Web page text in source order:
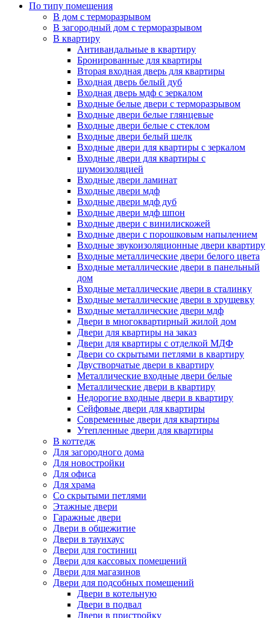
По типу помещения
В дом с терморазрывом
В загородный дом с терморазрывом
В квартиру
Антивандальные в квартиру
Бронированные для квартиры
Вторая входная дверь для квартиры
Входная дверь белый дуб
Входная дверь мдф с зеркалом
Входные белые двери с терморазрывом
Входные двери белые глянцевые
Входные двери белые с стеклом
Входные двери белый шелк
Входные двери для квартиры с зеркалом
Входные двери для квартиры с
шумоизоляцией
Входные двери ламинат
Входные двери мдф
Входные двери мдф дуб
Входные двери мдф шпон
Входные двери с винилискожей
Входные двери с порошковым напылением
Входные звукоизоляционные двери квартиру
Входные металлические двери белого цвета
Входные металлические двери в панельный
дом
Входные металлические двери в сталинку
Входные металлические двери в хрущевку
Входные металлические двери мдф
Двери в многоквартирный жилой дом
Двери для квартиры на заказ
Двери для квартиры с отделкой МДФ
Двери со скрытыми петлями в квартиру
Двустворчатые двери в квартиру
Металлические входные двери белые
Металлические двери в квартиру
Недорогие входные двери в квартиру
Сейфовые двери для квартиры
Современные двери для квартиры
Утепленные двери для квартиры
В коттедж
Для загородного дома
Для новостройки
Для офиса
Для храма
Со скрытыми петлями
Этажные двери
Гаражные двери
Двери в общежитие
Двери в таунхаус
Двери для гостиниц
Двери для кассовых помещений
Двери для магазинов
Двери для подсобных помещений
Двери в котельную
Двери в подвал
Двери в пристройку